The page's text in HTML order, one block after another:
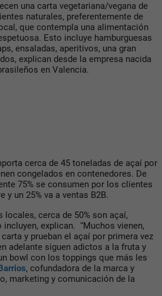
una carta vegetariana/vegana de
naturales, preferentemente de
que contempla una alimentación
Esto incluye hamburguesas
ensaladas, aperitivos, una gran
explican desde la empresa nacida
en Valencia.
cerca de 45 toneladas de açaí por
congelados en contenedores. De
75% se consumen por los clientes
un 25% va a ventas B2B.
locales, cerca de 50% son açaí,
explican. “Muchos vienen,
y prueban el açaí por primera vez
adelante siguen adictos a la fruta y
bowl con los toppings que más les
, cofundadora de la marca y
marketing y comunicación de la